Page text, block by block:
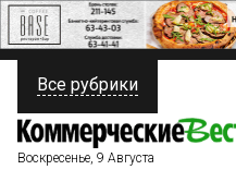
ПОЛИТИКА
ФИНАНСЫ
Все рубрики
Воскресенье, 9 Августа